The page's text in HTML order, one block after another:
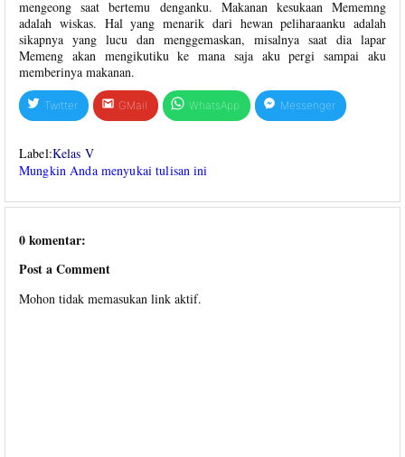
mengeong saat bertemu denganku. Makanan kesukaan Mememng
adalah wiskas. Hal yang menarik dari hewan peliharaanku adalah
sikapnya yang lucu dan menggemaskan, misalnya saat dia lapar
Memeng akan mengikutiku ke mana saja aku pergi sampai aku
memberinya makanan.
Twitter GMail WhatsApp Messenger
Label:Kelas V
Mungkin Anda menyukai tulisan ini
0 komentar:
Post a Comment
Mohon tidak memasukan link aktif.